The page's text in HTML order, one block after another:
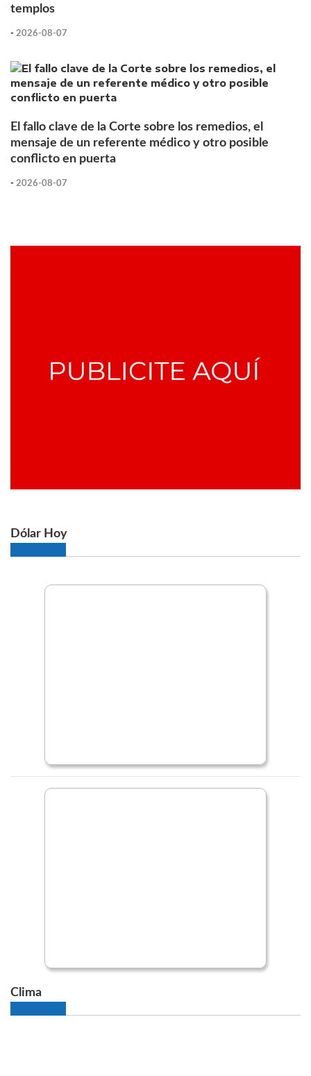
templos
- 2026-08-07
El fallo clave de la Corte sobre los remedios, el
mensaje de un referente médico y otro posible
conflicto en puerta
- 2026-08-07
Dólar Hoy
Clima